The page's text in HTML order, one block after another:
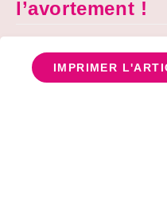
l’avortement !
IMPRIMER